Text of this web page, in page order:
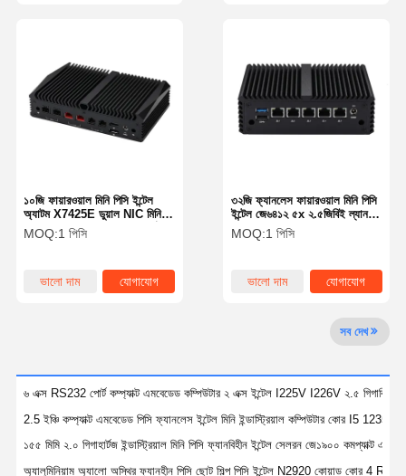
মান নিয়ন্ত্রণ
আমাদের সাথে
যোগাযোগ করুন
এখন চ্যাট করুন
ইন্ডাস্ট্রিয়াল মিনি পিসি
সেলারন মিনি পিসি
কোর মিনি পিসি
৩২জি ফ্যানলেস ফায়ারওয়াল মিনি পিসি
ইন্টেল জে৬৪১২ ৫x ২.৫জিবিই ল্যান ৩
ডিসপ্লে ফায়ারওয়াল ১৫৫মিমি
MOQ:1 পিসি
ভালো দাম যোগাযোগ
১০জি ফায়ারওয়াল মিনি পিসি ইন্টেল
অ্যাটম X7425E ডুয়াল NIC মিনি
পিসি Pfsense RJ45 নেটওয়ার্ক
MOQ:1 পিসি
ভালো দাম যোগাযোগ
সব দেখ
৬ এক্স RS232 পোর্ট কম্প্যাক্ট এমবেডেড কম্পিউটার ২ এক্স ইন্টেল I225V I226V ২.৫ গিগাবিট
2.5 ইঞ্চি কম্প্যাক্ট এমবেডেড পিসি ফ্যানলেস ইন্টেল মিনি ইন্ডাস্ট্রিয়াল কম্পিউটার কোর I5 1235U
১৫৫ মিমি ২.০ গিগাহার্টজ ইন্ডাস্ট্রিয়াল মিনি পিসি ফ্যানবিহীন ইন্টেল সেলরন জে১৯০০ কমপ্যাক্ট
অ্যালুমিনিয়াম অ্যালো অস্থির ফ্যানহীন পিসি ছোট শিল্প পিসি ইন্টেল N2920 কোয়াড কোর 4